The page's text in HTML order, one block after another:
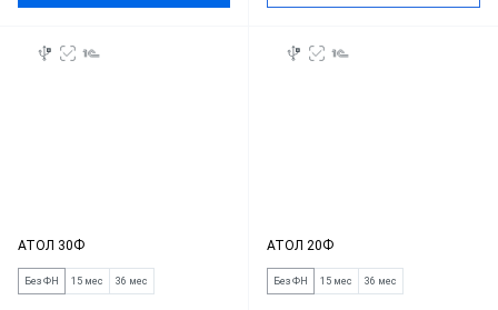
АТОЛ 30Ф
Без ФН 15 мес 36 мес
АТОЛ 20Ф
Без ФН 15 мес 36 мес